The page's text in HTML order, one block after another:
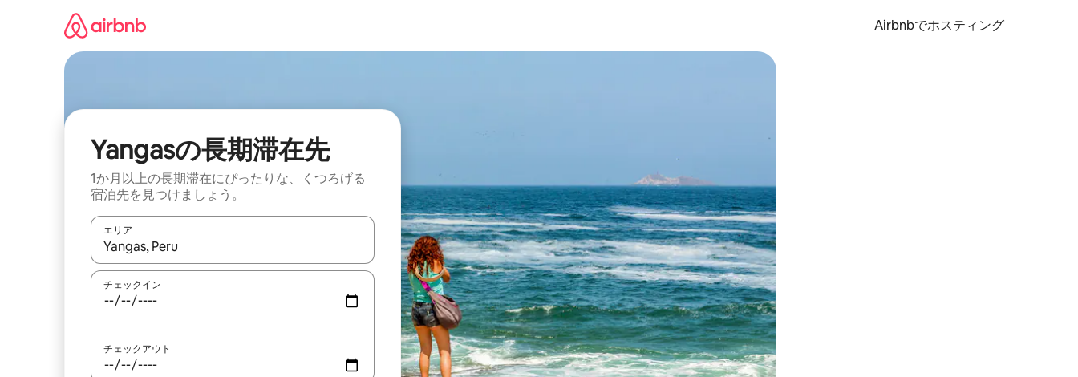
Airbnbでホスティング
Yangasの長期滞在先
1か月以上の長期滞在にぴったりな、くつろげる
宿泊先を見つけましょう。
エリア
検索結果が表示されたら、上下の矢印キーを使って移動するか、画面をタッチまたはスワイプして検索結果を確認することができます。
チェックイン
チェックアウト